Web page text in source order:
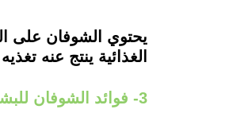
يحتوي الشوفان على
الغذائية ينتج عنه
3- فوائد الشوفان للبشرة